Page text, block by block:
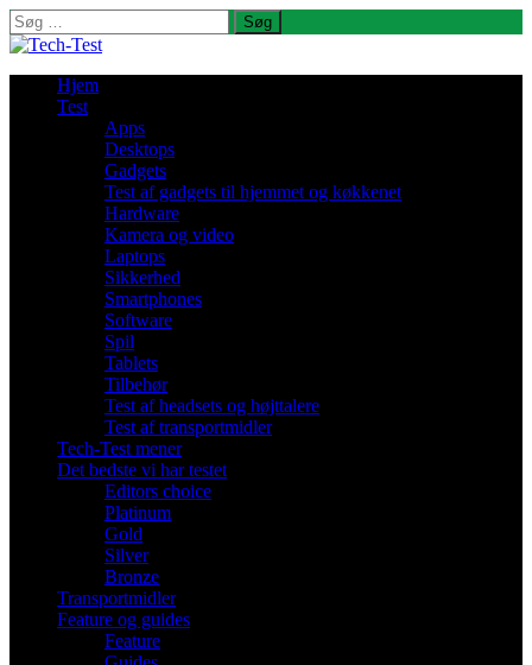
Søg
efter:
Hjem
Test
Apps
Desktops
Gadgets
Test af gadgets til hjemmet og køkkenet
Hardware
Kamera og video
Laptops
Sikkerhed
Smartphones
Software
Spil
Tablets
Tilbehør
Test af headsets og højttalere
Test af transportmidler
Tech-Test mener
Det bedste vi har testet
Editors choice
Platinum
Gold
Silver
Bronze
Transportmidler
Feature og guides
Feature